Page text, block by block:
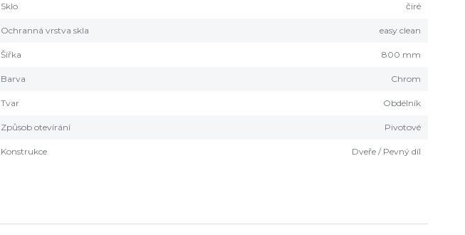
Sklo čiré
Ochranná vrstva skla easy clean
Šířka 800 mm
Barva Chrom
Tvar Obdélník
Způsob otevírání Pivotové
Konstrukce Dveře / Pevný díl